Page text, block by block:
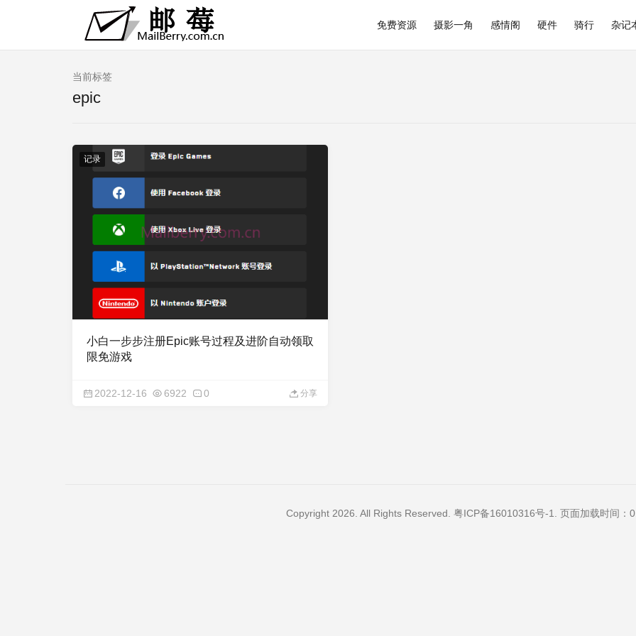
免费资源 摄影一角 感情阁 硬件 骑行 杂记
当前标签
epic
记录
小白一步步注册Epic账号过程及进阶自动领取
限免游戏
2022-12-16 6922 0 分享
Copyright 2026. All Rights Reserved. 粤ICP备16010316号-1 . 页面加载时间：